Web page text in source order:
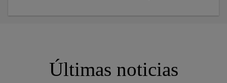
Últimas noticias